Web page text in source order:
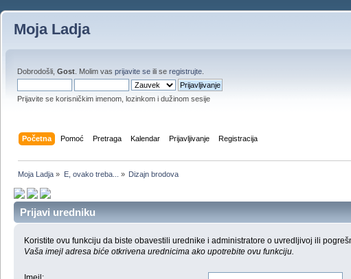
Moja Ladja
Dobrodošli, Gost . Molim vas prijavite se ili se registrujte
Prijavite se korisničkim imenom, lozinkom i dužinom sesije
Početna Pomoć Pretraga Kalendar Prijavljivanje Registracija
Moja Ladja » E, ovako treba... » Dizajn brodova
Prijavi uredniku
Koristite ovu funkciju da biste obavestili urednike i administratore o uvredljivoj ili
Vaša imejl adresa biće otkrivena urednicima ako upotrebite ovu funkciju.